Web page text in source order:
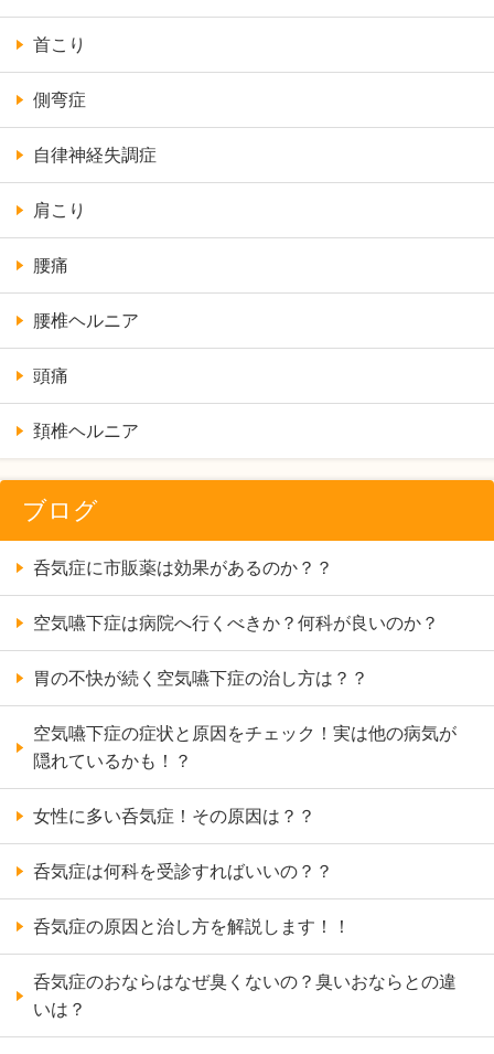
首こり
側弯症
自律神経失調症
肩こり
腰痛
腰椎ヘルニア
頭痛
頚椎ヘルニア
ブログ
呑気症に市販薬は効果があるのか？？
空気嚥下症は病院へ行くべきか？何科が良いのか？
胃の不快が続く空気嚥下症の治し方は？？
空気嚥下症の症状と原因をチェック！実は他の病気が
隠れているかも！？
女性に多い呑気症！その原因は？？
呑気症は何科を受診すればいいの？？
呑気症の原因と治し方を解説します！！
呑気症のおならはなぜ臭くないの？臭いおならとの違
いは？